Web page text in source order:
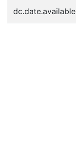
dc.date.available